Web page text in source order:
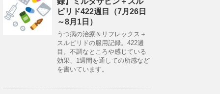
ピリド422週目（7月26日
～8月1日）
うつ病の治療＆リフレックス＋
スルピリドの服用記録。422週
目。不調なところや感じている
効果、1週間を通しての所感など
を書いています。